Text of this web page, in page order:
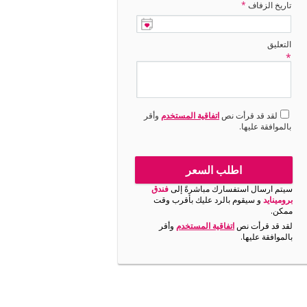
تاريخ الزفاف *
التعليق
*
لقد قد قرأت نصاتفاقية المستخدم وأقر
بالموافقة عليها.
اطلب السعر
سيتم ارسال استفسارك مباشرةً إلىفندق
برومينايد و سيقوم بالرد عليك بأقرب وقت
ممكن.
لقد قد قرأت نصاتفاقية المستخدم وأقر
بالموافقة عليها.